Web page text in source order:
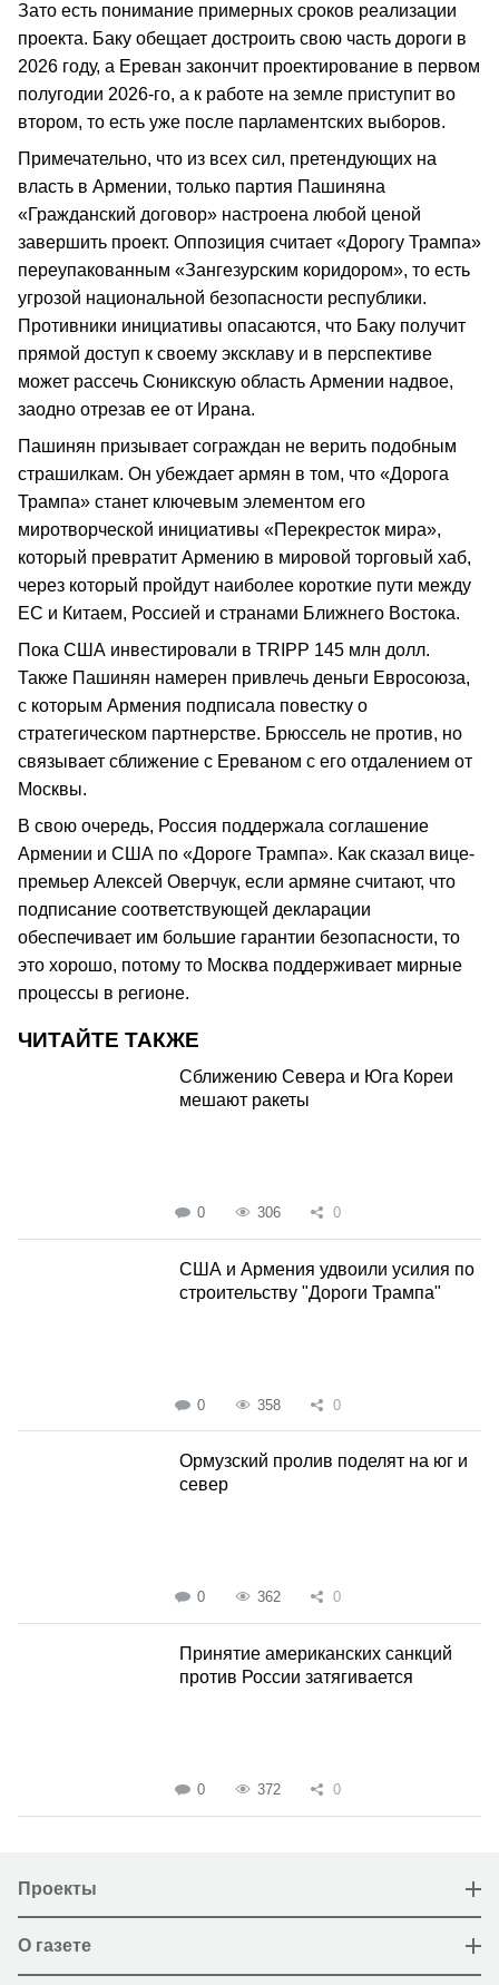
Зато есть понимание примерных сроков реализации
проекта. Баку обещает достроить свою часть дороги в
2026 году, а Ереван закончит проектирование в первом
полугодии 2026-го, а к работе на земле приступит во
втором, то есть уже после парламентских выборов.
Примечательно, что из всех сил, претендующих на
власть в Армении, только партия Пашиняна
«Гражданский договор» настроена любой ценой
завершить проект. Оппозиция считает «Дорогу Трампа»
переупакованным «Зангезурским коридором», то есть
угрозой национальной безопасности республики.
Противники инициативы опасаются, что Баку получит
прямой доступ к своему эксклаву и в перспективе
может рассечь Сюникскую область Армении надвое,
заодно отрезав ее от Ирана.
Пашинян призывает сограждан не верить подобным
страшилкам. Он убеждает армян в том, что «Дорога
Трампа» станет ключевым элементом его
миротворческой инициативы «Перекресток мира»,
который превратит Армению в мировой торговый хаб,
через который пройдут наиболее короткие пути между
ЕС и Китаем, Россией и странами Ближнего Востока.
Пока США инвестировали в TRIPP 145 млн долл.
Также Пашинян намерен привлечь деньги Евросоюза,
с которым Армения подписала повестку о
стратегическом партнерстве. Брюссель не против, но
связывает сближение с Ереваном с его отдалением от
Москвы.
В свою очередь, Россия поддержала соглашение
Армении и США по «Дороге Трампа». Как сказал вице-
премьер Алексей Оверчук, если армяне считают, что
подписание соответствующей декларации
обеспечивает им большие гарантии безопасности, то
это хорошо, потому то Москва поддерживает мирные
процессы в регионе.
ЧИТАЙТЕ ТАКЖЕ
Сближению Севера и Юга Кореи
мешают ракеты
0 306 0
США и Армения удвоили усилия по
строительству "Дороги Трампа"
0 358 0
Ормузский пролив поделят на юг и
север
0 362 0
Принятие американских санкций
против России затягивается
0 372 0
Проекты
О газете